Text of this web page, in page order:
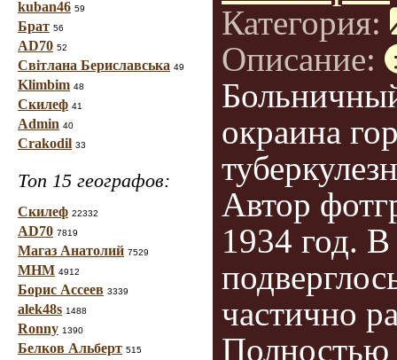
kuban46 59
Брат 56
AD70 52
Світлана Бериславська 49
Klimbim 48
Скилеф 41
Admin 40
Crakodil 33
Топ 15 географов:
Скилеф 22332
AD70 7819
Магаз Анатолий 7529
МНМ 4912
Борис Ассеев 3339
alek48s 1488
Ronny 1390
Белков Альберт 515
Категория:
Описание:
окраина
Автор
1934 год.
частично
Полностью